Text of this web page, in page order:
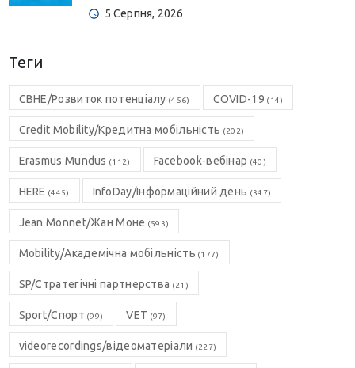
5 Серпня, 2026
Теги
CBHE/Розвиток потенціалу (456) COVID-19 (14)
Credit Mobility/Кредитна мобільність (202)
Erasmus Mundus (112) Facebook-вебінар (40)
HERE (445) InfoDay/Інформаційний день (347)
Jean Monnet/Жан Моне (593)
Mobility/Академічна мобільність (177)
SP/Стратегічні партнерства (21)
Sport/Спорт (99) VET (97)
videorecordings/відеоматеріали (227)